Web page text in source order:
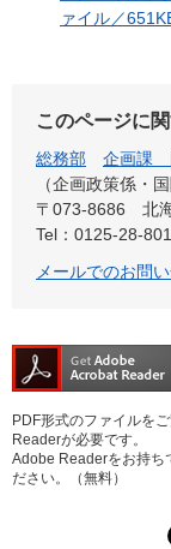
ァイル／
このページに
総務部
企画課
企画政策係・
〒073-8686
北
Tel：0125-28-
メールでのお問
PDF形式のファイルを
Readerが必要です。
Adobe Readerをお持ち
ださい。（無料）